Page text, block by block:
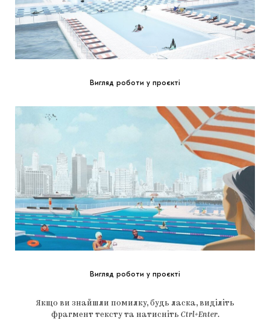
Вигляд роботи у проєкті
Вигляд роботи у проєкті
Якщо ви знайшли помилку, будь ласка, виділіть
фрагмент тексту та натисніть Ctrl+Enter.